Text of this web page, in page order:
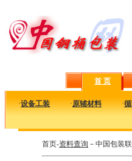
首 页
·设备工装 ·原辅材料 ·
首页-资料查询 －中国包装